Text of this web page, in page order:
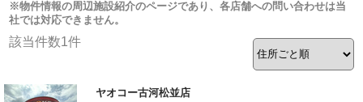
※物件情報の周辺施設紹介のページであり、各店舗への問い合わせは当
社では対応できません。
該当件数1件
ヤオコー古河松並店